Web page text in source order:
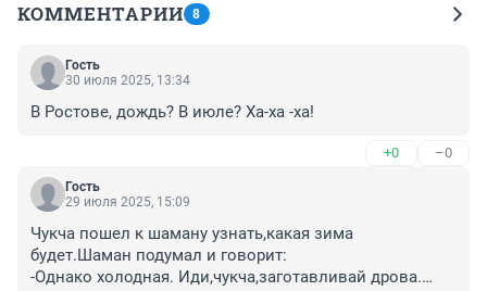
КОММЕНТАРИИ 8
Гость
30 июля 2025, 13:34
В Ростове, дождь? В июле? Ха-ха -ха!
+0 –0
Гость
29 июля 2025, 15:09
Чукча пошел к шаману узнать,какая зима
будет.Шаман подумал и говорит:
-Однако холодная. Иди,чукча,заготавливай дрова.